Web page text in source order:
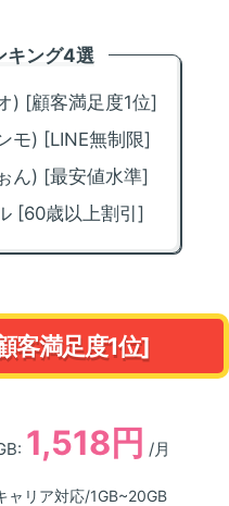
キング4選
) [顧客満足度1位]
モ) [LINE無制限]
ん) [最安値水準]
[60歳以上割引]
客満足度1位]
1,518円 /月
ャリア対応/1GB~20GB